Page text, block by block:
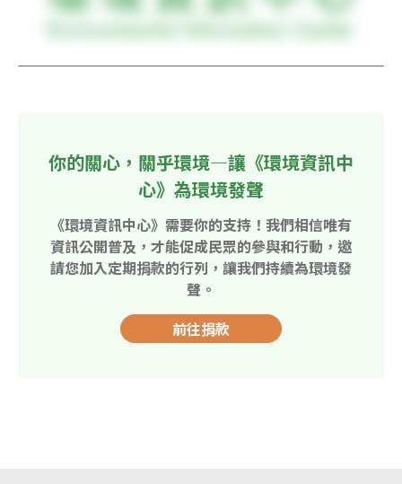
你的關心，關乎環境—讓《環境資訊中
心》為環境發聲
《環境資訊中心》需要你的支持！我們相信唯有
資訊公開普及，才能促成民眾的參與和行動，邀
請您加入定期捐款的行列，讓我們持續為環境發
聲。
前往捐款